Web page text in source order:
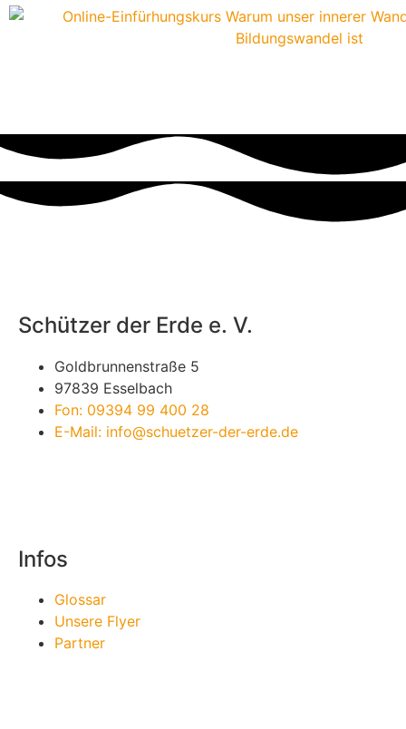
Schützer der Erde e. V.
Goldbrunnenstraße 5
97839 Esselbach
Fon: 09394 99 400 28
E-Mail: info@schuetzer-der-erde.de
Infos
Glossar
Unsere Flyer
Partner